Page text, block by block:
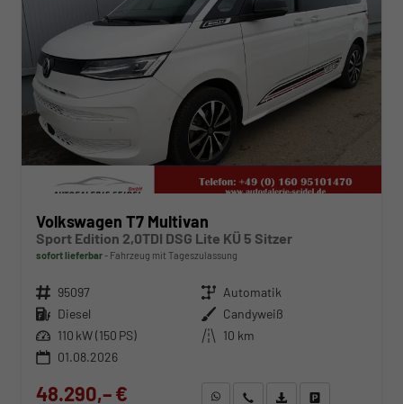
Volkswagen T7 Multivan
Sport Edition 2,0TDI DSG Lite KÜ 5 Sitzer
sofort lieferbar Fahrzeug mit Tageszulassung
Fahrzeugnr. 95097 Getriebe Automatik
Kraftstoff Diesel Außenfarbe Candyweiß
Leistung 110 kW (150 PS) Kilometerstand 10 km
01.08.2026
48.290,– € WhatsApp anfragen
Wir rufen Sie anFahrzeugexposé (PDF)